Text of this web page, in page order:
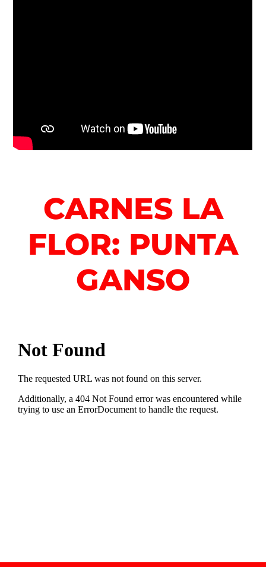
CARNES LA
FLOR: PUNTA
GANSO